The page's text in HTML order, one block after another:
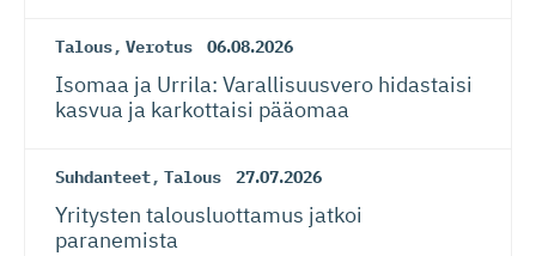
Talous, Verotus 06.08.2026
Isomaa ja Urrila: Varallisuusvero hidastaisi
kasvua ja karkottaisi pääomaa
Suhdanteet, Talous 27.07.2026
Yritysten talousluottamus jatkoi
paranemista